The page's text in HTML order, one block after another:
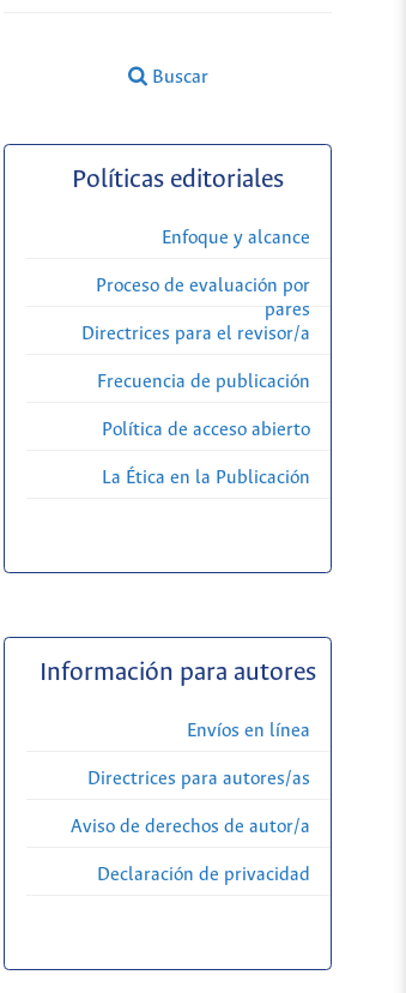
Buscar
Políticas editoriales
Enfoque y alcance
Proceso de evaluación por
pares
Directrices para el revisor/a
Frecuencia de publicación
Política de acceso abierto
La Ética en la Publicación
Información para autores
Envíos en línea
Directrices para autores/as
Aviso de derechos de autor/a
Declaración de privacidad